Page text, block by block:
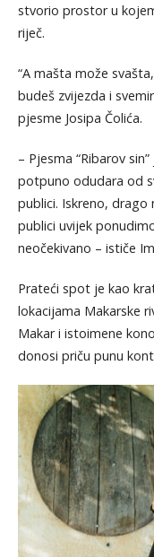
stvorio prostor u
riječ.
“A mašta može
budeš zvijezda i
pjesme Josipa Čolića.
– Pjesma “Ribarov
potpuno odudara od
publici. Iskreno,
publici uvijek
neočekivano – ističe
Prateći spot je kao
lokacijama Makarske
Makar i istoimene
donosi priču punu